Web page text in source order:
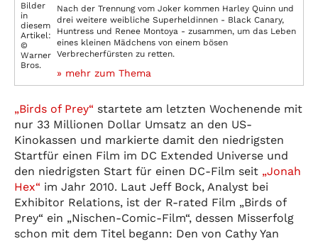
Bilder
in
diesem
Artikel:
©
Warner
Bros.
Nach der Trennung vom Joker kommen Harley Quinn und
drei weitere weibliche Superheldinnen - Black Canary,
Huntress und Renee Montoya - zusammen, um das Leben
eines kleinen Mädchens von einem bösen
Verbrecherfürsten zu retten.
» mehr zum Thema
„Birds of Prey“ startete am letzten Wochenende mit
nur 33 Millionen Dollar Umsatz an den US-
Kinokassen und markierte damit den niedrigsten
Startfür einen Film im DC Extended Universe und
den niedrigsten Start für einen DC-Film seit „Jonah
Hex“ im Jahr 2010. Laut Jeff Bock, Analyst bei
Exhibitor Relations, ist der R-rated Film „Birds of
Prey“ ein „Nischen-Comic-Film“, dessen Misserfolg
schon mit dem Titel begann: Den von Cathy Yan